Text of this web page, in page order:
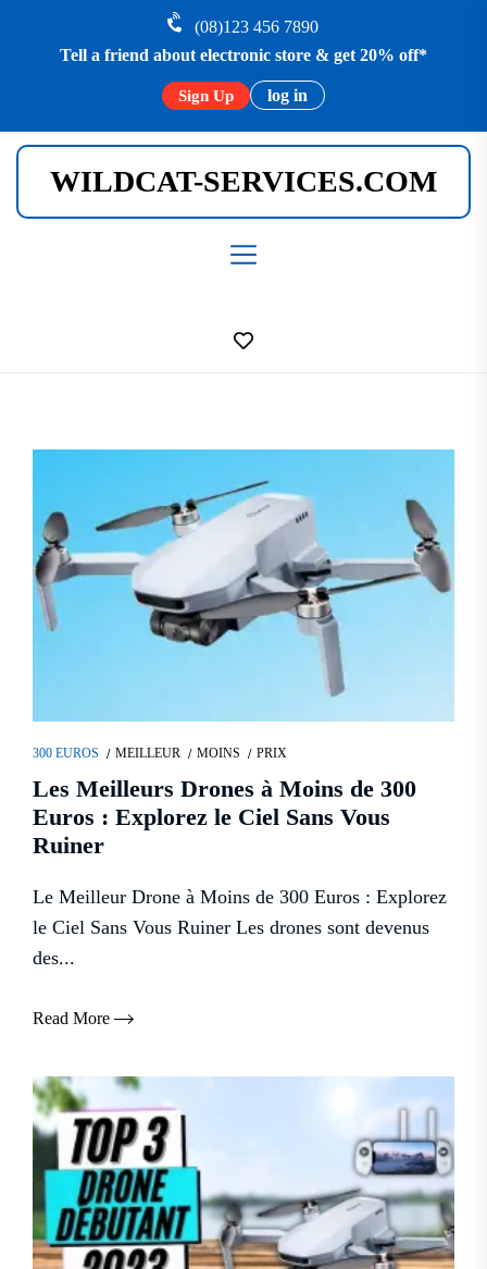
(08)123 456 7890
Tell a friend about electronic store & get 20% off*
Sign Up log in
WILDCAT-SERVICES.COM
300 EUROS MEILLEUR MOINS PRIX
Les Meilleurs Drones à Moins de 300
Euros : Explorez le Ciel Sans Vous
Ruiner
Le Meilleur Drone à Moins de 300 Euros : Explorez
le Ciel Sans Vous Ruiner Les drones sont devenus
des...
Read More